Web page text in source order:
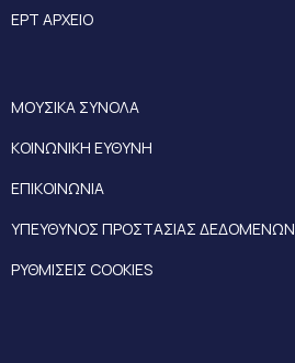
ΕΡΤ ΑΡΧΕΙΟ
ΜΟΥΣΙΚΑ ΣΥΝΟΛΑ
ΚΟΙΝΩΝΙΚΗ ΕΥΘΥΝΗ
ΕΠΙΚΟΙΝΩΝΙΑ
ΥΠΕΥΘΥΝΟΣ ΠΡΟΣΤΑΣΙΑΣ ΔΕΔΟΜΕΝΩΝ
ΡΥΘΜΙΣΕΙΣ COOKIES